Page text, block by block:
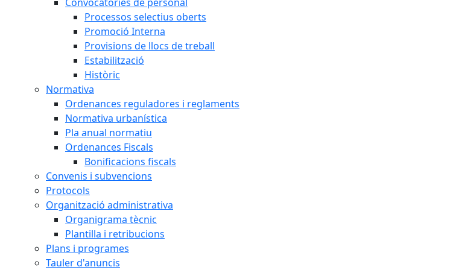
Processos selectius oberts
Promoció Interna
Provisions de llocs de treball
Estabilització
Històric
Normativa
Ordenances reguladores i reglaments
Normativa urbanística
Pla anual normatiu
Ordenances Fiscals
Bonificacions fiscals
Convenis i subvencions
Protocols
Organització administrativa
Organigrama tècnic
Plantilla i retribucions
Plans i programes
Tauler d'anuncis